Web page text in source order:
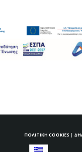
ΠΟΛΙΤΙΚΉ COOKIES |